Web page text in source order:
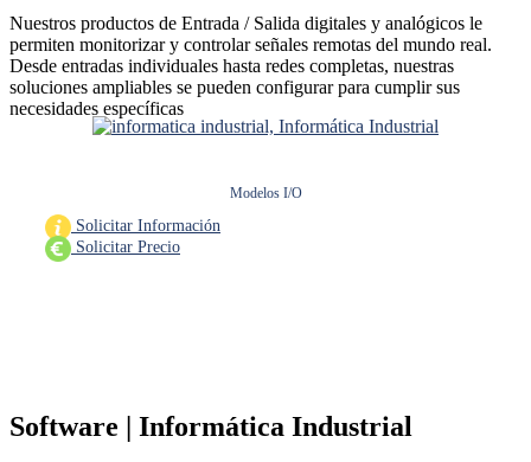
Nuestros productos de Entrada / Salida digitales y analógicos le
permiten monitorizar y controlar señales remotas del mundo real.
Desde entradas individuales hasta redes completas, nuestras
soluciones ampliables se pueden configurar para cumplir sus
necesidades específicas
Modelos I/O
Solicitar Información
Solicitar Precio
Software | Informática Industrial